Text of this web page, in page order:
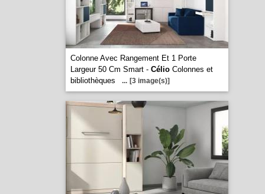
Colonne Avec Rangement Et 1 Porte
Largeur 50 Cm Smart - CélioColonnes et
bibliothèques
... [3 image(s)]